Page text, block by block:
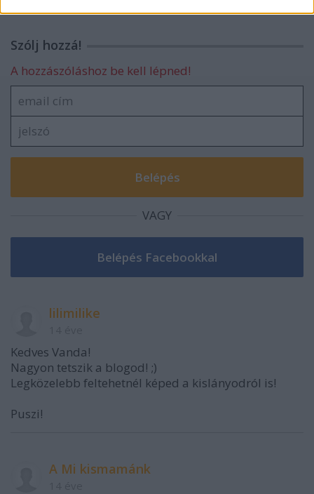
Szólj hozzá!
A hozzászóláshoz be kell lépned!
VAGY
lilimilike
Kedves Vanda!
Nagyon tetszik a blogod! ;)
Legközelebb feltehetnél képed a kislányodról is!
Puszi!
A Mi kismamánk